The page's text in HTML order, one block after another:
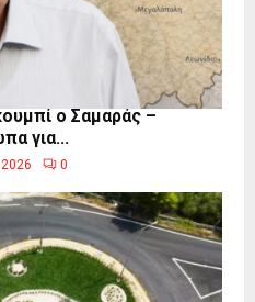
ο Σαμαράς –
για...
0